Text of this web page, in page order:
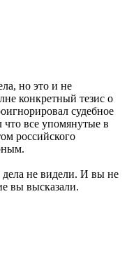
но это и не
конкретный тезис о
судебное
что все упомянутые в
российского
дела не видели. И вы не
вы высказали.